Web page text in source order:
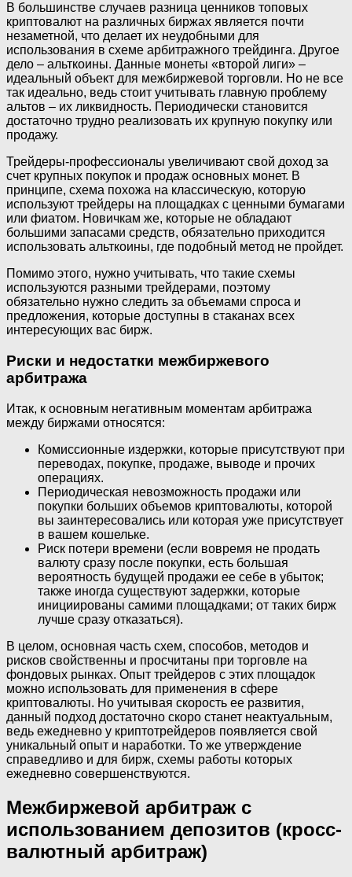
В большинстве случаев разница ценников топовых
криптовалют на различных биржах является почти
незаметной, что делает их неудобными для
использования в схеме арбитражного трейдинга. Другое
дело – альткоины. Данные монеты «второй лиги» –
идеальный объект для межбиржевой торговли. Но не все
так идеально, ведь стоит учитывать главную проблему
альтов – их ликвидность. Периодически становится
достаточно трудно реализовать их крупную покупку или
продажу.
Трейдеры-профессионалы увеличивают свой доход за
счет крупных покупок и продаж основных монет. В
принципе, схема похожа на классическую, которую
используют трейдеры на площадках с ценными бумагами
или фиатом. Новичкам же, которые не обладают
большими запасами средств, обязательно приходится
использовать альткоины, где подобный метод не пройдет.
Помимо этого, нужно учитывать, что такие схемы
используются разными трейдерами, поэтому
обязательно нужно следить за объемами спроса и
предложения, которые доступны в стаканах всех
интересующих вас бирж.
Риски и недостатки межбиржевого
арбитража
Итак, к основным негативным моментам арбитража
между биржами относятся:
Комиссионные издержки, которые присутствуют при
переводах, покупке, продаже, выводе и прочих
операциях.
Периодическая невозможность продажи или
покупки больших объемов криптовалюты, которой
вы заинтересовались или которая уже присутствует
в вашем кошельке.
Риск потери времени (если вовремя не продать
валюту сразу после покупки, есть большая
вероятность будущей продажи ее себе в убыток;
также иногда существуют задержки, которые
инициированы самими площадками; от таких бирж
лучше сразу отказаться).
В целом, основная часть схем, способов, методов и
рисков свойственны и просчитаны при торговле на
фондовых рынках. Опыт трейдеров с этих площадок
можно использовать для применения в сфере
криптовалюты. Но учитывая скорость ее развития,
данный подход достаточно скоро станет неактуальным,
ведь ежедневно у криптотрейдеров появляется свой
уникальный опыт и наработки. То же утверждение
справедливо и для бирж, схемы работы которых
ежедневно совершенствуются.
Межбиржевой арбитраж с
использованием депозитов (кросс-
валютный арбитраж)